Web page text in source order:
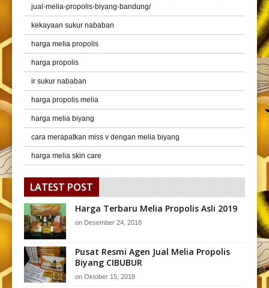
jual-melia-propolis-biyang-bandung/
kekayaan sukur nababan
harga melia propolis
harga propolis
ir sukur nababan
harga propolis melia
harga melia biyang
cara merapatkan miss v dengan melia biyang
harga melia skin care
LATEST POST
Harga Terbaru Melia Propolis Asli 2019
on Desember 24, 2018
Pusat Resmi Agen Jual Melia Propolis
Biyang CIBUBUR
on Oktober 15, 2018